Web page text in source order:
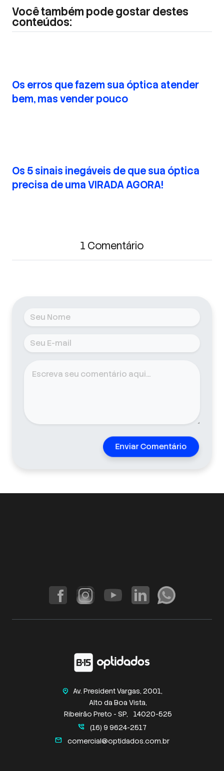
Você também pode gostar destes
conteúdos:
Os erros que fazem sua óptica atender
bem, mas vender pouco
Os 5 sinais inegáveis de que sua óptica
precisa de uma VIRADA AGORA!
1 Comentário
Enviar Comentário
home_pin
Av. President Vargas, 2001,
Alto da Boa Vista,
Ribeirão Preto - SP,
14020-525
perm_phone_msg (16) 9 9624-2517
mail comercial@optidados.com.br